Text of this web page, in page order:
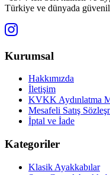
Türkiye ve dünyada
Kurumsal
Hakkımızda
İletişim
KVKK Aydınlatma
Mesafeli Satış
İptal ve İade
Kategoriler
Klasik Ayakkabılar